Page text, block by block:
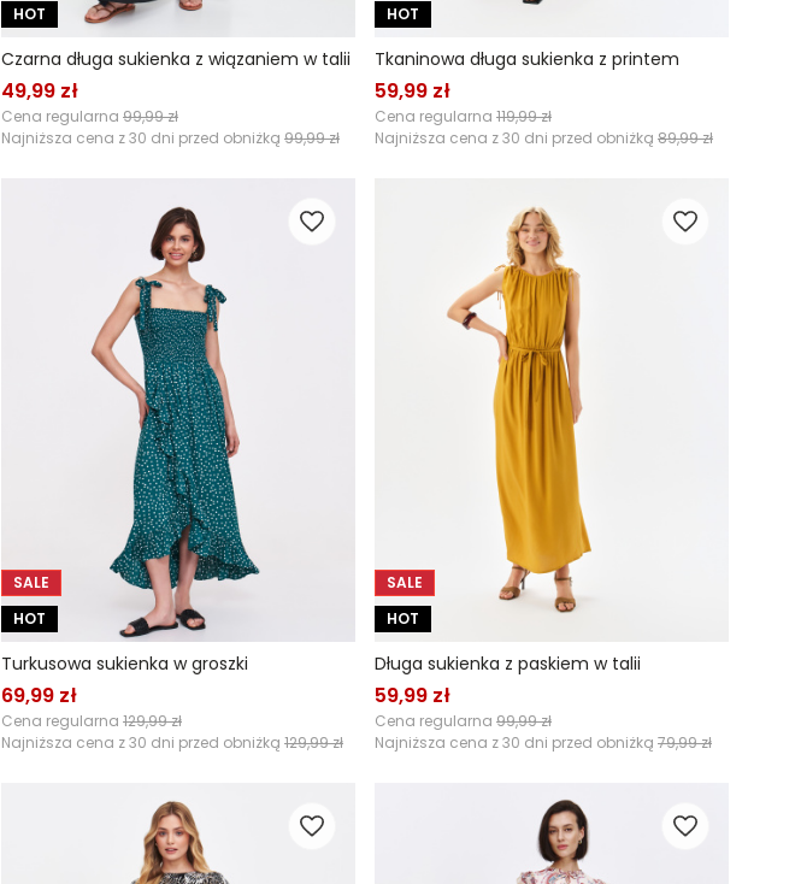
HOT
Czarna długa sukienka z wiązaniem w talii
49,99 zł
Cena regularna 99,99 zł
Najniższa cena z 30 dni przed obniżką 99,99 zł
HOT
Tkaninowa długa sukienka z printem
59,99 zł
Cena regularna 119,99 zł
Najniższa cena z 30 dni przed obniżką 89,99 zł
SALE
HOT
Turkusowa sukienka w groszki
69,99 zł
Cena regularna 129,99 zł
Najniższa cena z 30 dni przed obniżką 129,99 zł
SALE
HOT
Długa sukienka z paskiem w talii
59,99 zł
Cena regularna 99,99 zł
Najniższa cena z 30 dni przed obniżką 79,99 zł